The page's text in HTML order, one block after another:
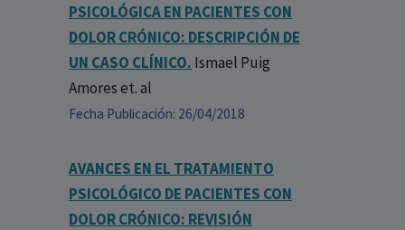
PSICOLÓGICA EN PACIENTES CON
DOLOR CRÓNICO: DESCRIPCIÓN DE
UN CASO CLÍNICO. Ismael Puig
Amoreset. al
Fecha Publicación: 26/04/2018
AVANCES EN EL TRATAMIENTO
PSICOLÓGICO DE PACIENTES CON
DOLOR CRÓNICO: REVISIÓN